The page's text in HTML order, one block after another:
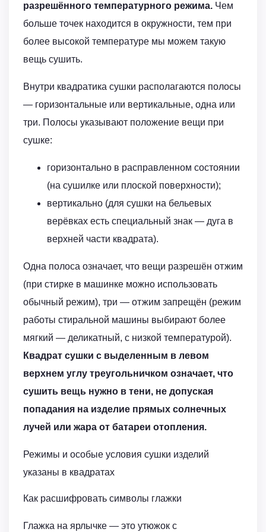
разрешённого температурного режима. Чем
больше точек находится в окружности, тем при
более высокой температуре мы можем такую
вещь сушить.
Внутри квадратика сушки располагаются полосы
— горизонтальные или вертикальные, одна или
три. Полосы указывают положение вещи при
сушке:
горизонтально в расправленном состоянии
(на сушилке или плоской поверхности);
вертикально (для сушки на бельевых
верёвках есть специальный знак — дуга в
верхней части квадрата).
Одна полоса означает, что вещи разрешён отжим
(при стирке в машинке можно использовать
обычный режим), три — отжим запрещён (режим
работы стиральной машины выбирают более
мягкий — деликатный, с низкой температурой).
Квадрат сушки с выделенным в левом
верхнем углу треугольничком означает, что
сушить вещь нужно в тени, не допуская
попадания на изделие прямых солнечных
лучей или жара от батареи отопления.
Режимы и особые условия сушки изделий
указаны в квадратах
Как расшифровать символы глажки
Глажка на ярлычке — это утюжок с